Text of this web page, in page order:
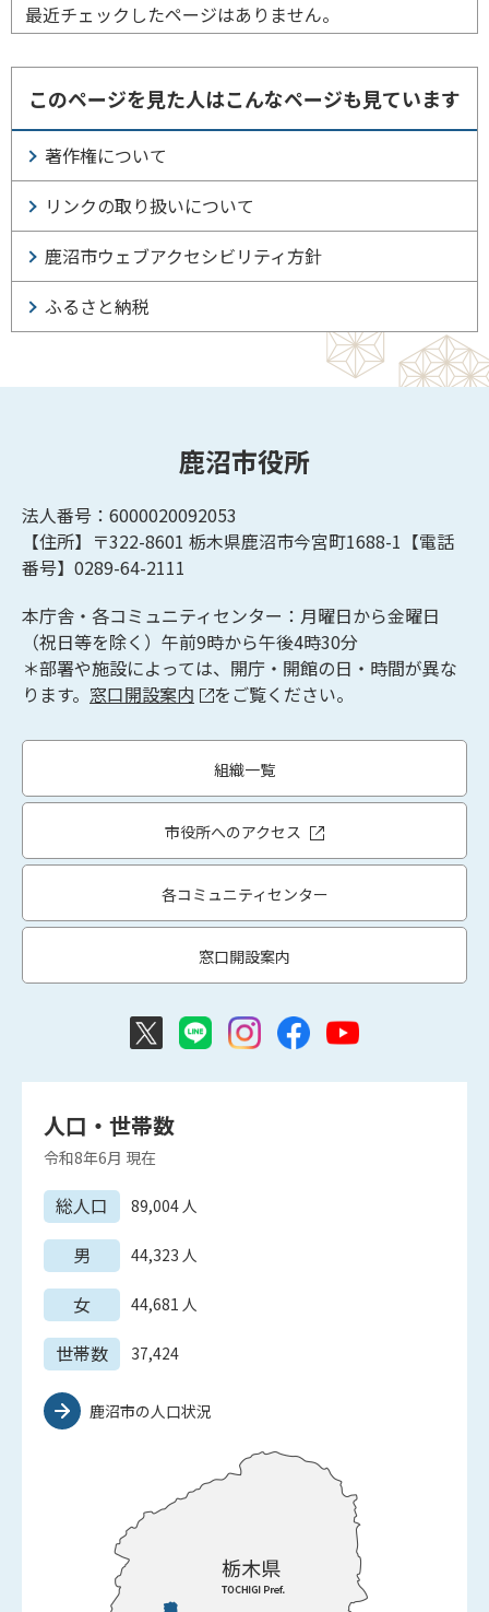
最近チェックしたページはありません。
このページを見た人はこんなページも見ています
著作権について
リンクの取り扱いについて
鹿沼市ウェブアクセシビリティ方針
ふるさと納税
鹿沼市役所
法人番号：6000020092053
【住所】〒322-8601 栃木県鹿沼市今宮町1688-1【電話
番号】0289-64-2111
本庁舎・各コミュニティセンター：月曜日から金曜日
（祝日等を除く）午前9時から午後4時30分
＊部署や施設によっては、開庁・開館の日・時間が異な
ります。 窓口開設案内 をご覧ください。
組織一覧
市役所へのアクセス
各コミュニティセンター
窓口開設案内
人口・世帯数
令和8年6月 現在
総人口 89,004人
男 44,323 人
女 44,681 人
世帯数 37,424
鹿沼市の人口状況